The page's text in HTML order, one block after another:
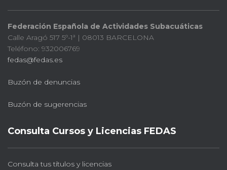
Federación Española de Actividades Subacuáticas
Calle Aragó 517 5º-1ª | 08013 BARCELONA
Teléfono: 932006769
fedas@fedas.es
Buzón de denuncias
Buzón de sugerencias
Consulta Cursos y Licencias FEDAS
Consulta tus títulos y licencias